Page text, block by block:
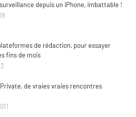
depuis un iPhone, imbattable !
de rédaction, pour essayer
fins de mois
de vraies vraies rencontres